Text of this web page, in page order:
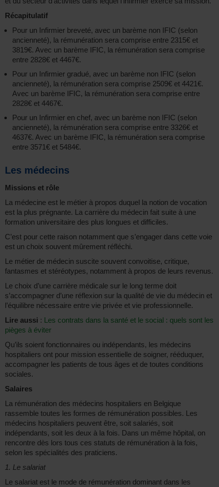
Récapitulatif
Pour un Infirmier breveté, avec un barème non IFIC (selon
ancienneté), la rémunération sera comprise entre 2315€ et
3819€. Avec un barème IFIC, la rémunération sera comprise
entre 2828€ et 4467€.
Pour un Infirmier gradué, avec un barème non IFIC (selon
ancienneté), la rémunération sera comprise 2509€ et 4421€.
Avec un barème IFIC, la rémunération sera comprise entre
2828€ et 4467€.
Pour un Infirmier en chef, avec un barème non IFIC (selon
ancienneté), la rémunération sera comprise entre 3326€ et
4637€. Avec un barème IFIC, la rémunération sera comprise
entre 3571€ et 5484€.
Les médecins
Missions et rôle
La médecine est le métier à propos duquel la notion de vocation
est la plus prégnante. La carrière du médecin fait suite à une
formation universitaire des plus longues et difficiles.
C’est pour cette raison notamment que s’engager dans cette voie
est un choix souvent mûrement réfléchi.
Le métier de médecin suscite souvent convoitise, critique,
fantasmes et stéréotypes, notamment à propos de leurs revenus.
Le choix d’une carrière médicale sur le long terme doit
s’accompagner d’une réflexion sur la qualité de vie du médecin et
l’équilibre nécessaire entre vie privée et vie professionnelle.
Lire aussi : Les contrats dans la santé et le social : quels sont les
pièges à éviter
Qu’ils soient fonctionnaires ou indépendants, les médecins
hospitaliers ont pour mission essentielle de soigner, rééduquer,
accompagner les patients de tous âges et de toutes conditions
sociales.
Salaires
La rémunération des médecins hospitaliers en Belgique
rassemble toutes les formes de rémunération possibles. Les
médecins hospitaliers peuvent être, soit salariés, soit
indépendants, soit les deux à la fois. Dans un même hôpital, on
rencontre dès lors tous ces statuts de rémunération à la fois,
selon les spécialités des praticiens.
1. Le salariat
Le salariat est le mode de rémunération dominant dans les